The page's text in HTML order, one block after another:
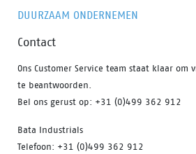
DUURZAAM ONDERNEMEN
Contact
Ons Customer Service team staat klaar om
te beantwoorden.
Bel ons gerust op: +31 (0)499 362 912
Bata Industrials
Telefoon: +31 (0)499 362 912